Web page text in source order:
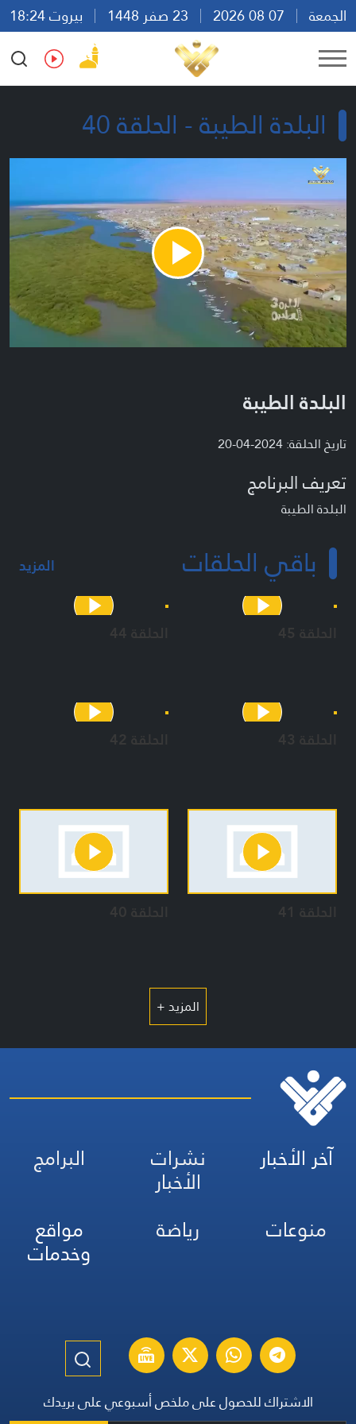
الجمعة
بيروت 18:24
Ar
En Fr Es
البلدة الطيبة - الحلقة 40
Play
Video
البلدة الطيبة
تاريخ الحلقة: 2024-04-20
تعريف البرنامج
البلدة الطيبة
باقي الحلقات المزيد
الحلقة 45 الحلقة 44
الحلقة 43 الحلقة 42
الحلقة 41 الحلقة 40
المزيد +
آخر الأخبار نشرات
الأخبار
البرامج
منوعات
رياضة مواقع
وخدمات
الاشتراك للحصول على ملخص أسبوعي على بريدك